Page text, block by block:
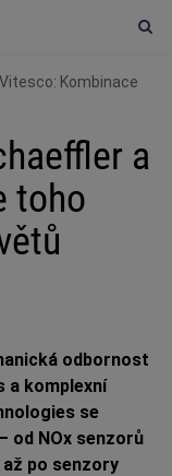
Kombinace
a
toho
odbornost
a komplexní
se
od NOx senzorů
po senzory